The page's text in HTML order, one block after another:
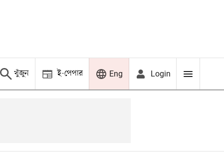
খুঁজুন ই-পেপার Eng Login